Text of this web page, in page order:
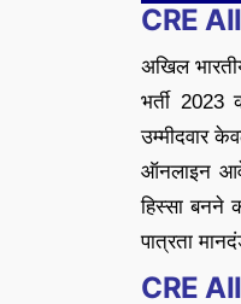
CRE
अखिल
भर्ती
उम्मीदवार
ऑनलाइन
हिस्सा बनने
पात्रता
CRE